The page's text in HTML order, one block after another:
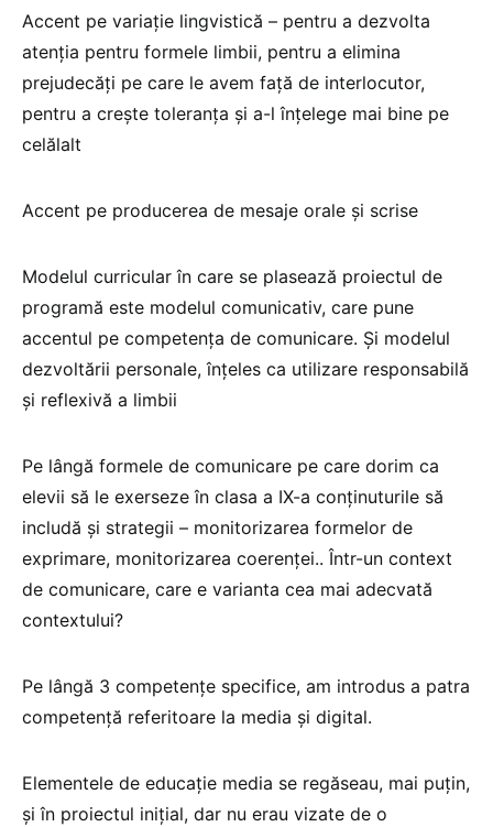
Accent pe variație lingvistică – pentru a dezvolta
atenția pentru formele limbii, pentru a elimina
prejudecăți pe care le avem față de interlocutor,
pentru a crește toleranța și a-l înțelege mai bine pe
celălalt
Accent pe producerea de mesaje orale și scrise
Modelul curricular în care se plasează proiectul de
programă este modelul comunicativ, care pune
accentul pe competența de comunicare. Și modelul
dezvoltării personale, înțeles ca utilizare responsabilă
și reflexivă a limbii
Pe lângă formele de comunicare pe care dorim ca
elevii să le exerseze în clasa a IX-a conținuturile să
includă și strategii – monitorizarea formelor de
exprimare, monitorizarea coerenței.. Într-un context
de comunicare, care e varianta cea mai adecvată
contextului?
Pe lângă 3 competențe specifice, am introdus a patra
competență referitoare la media și digital.
Elementele de educație media se regăseau, mai puțin,
și în proiectul inițial, dar nu erau vizate de o